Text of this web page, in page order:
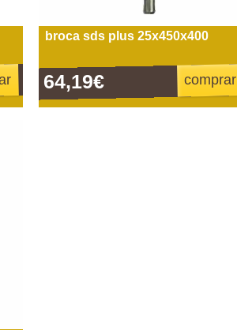
broca sds plus 25x450x400
64,19€ comprar